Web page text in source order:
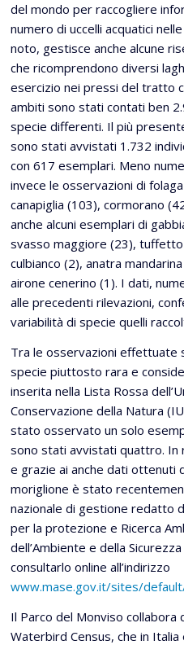
del mondo per raccogliere
numero di uccelli acquatici
noto, gestisce anche alcune
che ricomprendono diversi
esercizio nei pressi del tratto
ambiti sono stati contati ben
specie differenti. Il più
sono stati avvistati 1.732
con 617 esemplari. Meno
invece le osservazioni di
canapiglia (103), cormorano
anche alcuni esemplari di
svasso maggiore (23),
culbianco (2), anatra
airone cenerino (1). I dati,
alle precedenti rilevazioni,
variabilità di specie quelli
Tra le osservazioni effettuate
specie piuttosto rara e
inserita nella Lista Rossa
Conservazione della Natura
stato osservato un solo
sono stati avvistati quattro. In
e grazie ai anche dati ottenuti
moriglione è stato
nazionale di gestione redatto
per la protezione e Ricerca
dell’Ambiente e della
consultarlo online all’indirizzo
www.mase.gov.it/sites/
Il Parco del Monviso collabora
Waterbird Census, che in